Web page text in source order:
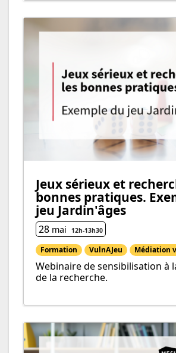
Jeux sérieux et
bonnes pratiques.
jeu Jardin'âges
28 mai 12h-13h30
Formation VulnAJeu Médiation
Webinaire de sensibilisation à
de la recherche.